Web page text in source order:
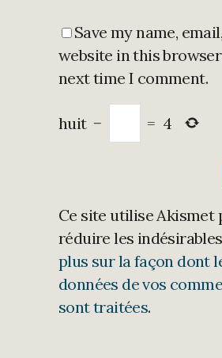
Save my name,
website in this
next time I comment.
huit − = 4
Ce site utilise Akismet
réduire les
plus sur la façon dont
données de vos
sont traitées.